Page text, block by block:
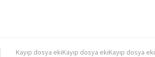
Kayıp dosya ekiKayıp dosya ekiKayıp dosya eki